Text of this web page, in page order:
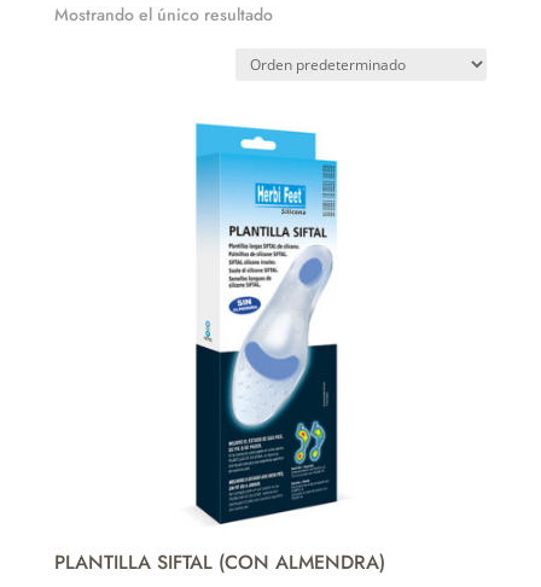
Mostrando el único resultado
PLANTILLA SIFTAL (CON ALMENDRA)